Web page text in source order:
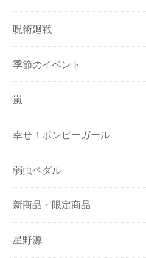
呪術廻戦
季節のイベント
嵐
幸せ！ボンビーガール
弱虫ペダル
新商品・限定商品
星野源